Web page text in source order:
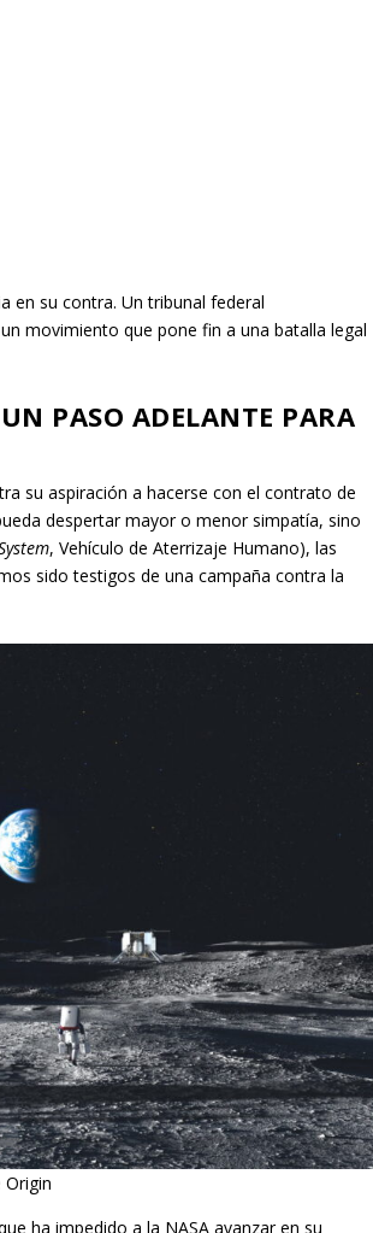
en su contra. Un tribunal federal
movimiento que pone fin a una batalla legal
PASO ADELANTE PARA
su aspiración a hacerse con el contrato de
despertar mayor o menor simpatía, sino
, Vehículo de Aterrizaje Humano), las
sido testigos de una campaña contra la
ha impedido a la NASA avanzar en su